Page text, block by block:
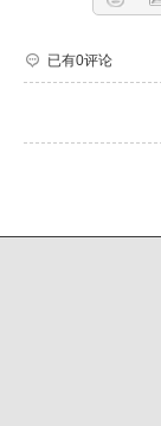
已有0评论